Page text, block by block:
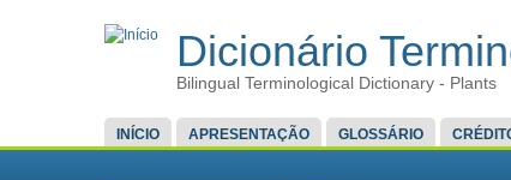
Dicionário
Bilingual Terminological Dictionary - Plants
MENU PRINCIPAL
INÍCIO APRESENTAÇÃO GLOSSÁRIO